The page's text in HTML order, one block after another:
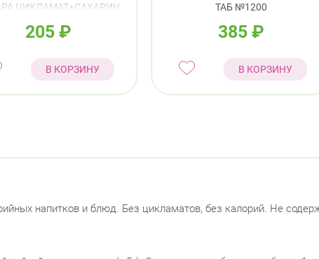
ЦИКЛАМАТ+САХАРИН
205 ₽
В КОРЗИНУ
ТАБ №1200
385 ₽
В КОРЗИНУ
напитков и блюд. Без цикламатов, без калорий. Не